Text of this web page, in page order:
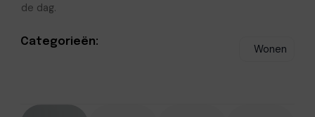
de dag.
Categorieën:
Wonen